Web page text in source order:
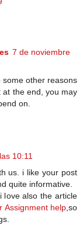
7 de noviembre
some other reasons
at the end, you may
on.
10:11
us. i like your post
quite informative.
love also the article
Assignment help,so